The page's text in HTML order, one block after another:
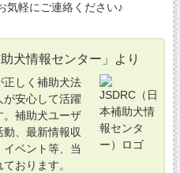
気軽にご連絡ください♪
犬情報センター」より
しく補助犬法
が安心して活躍
。補助犬ユーザ
動、最新情報収
ベント等、当
おります。